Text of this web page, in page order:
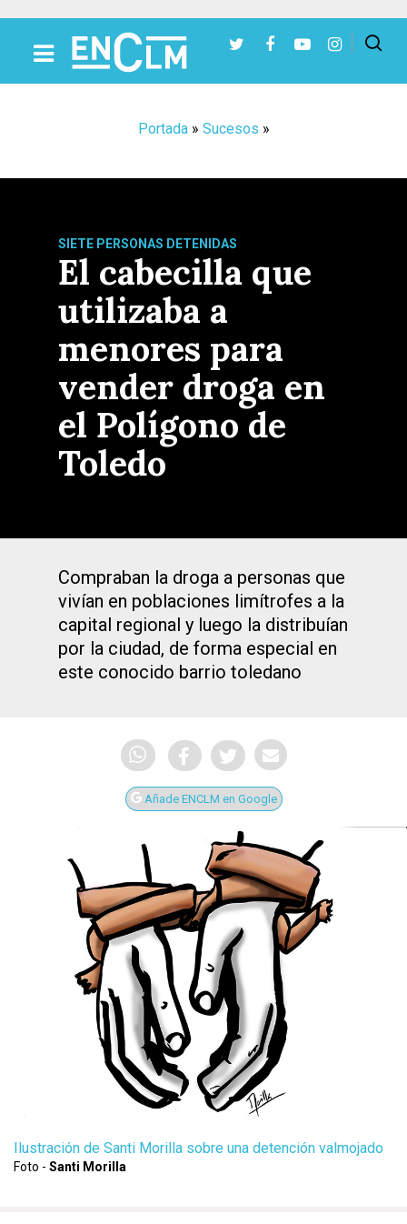
Portada» Sucesos »
SIETE PERSONAS DETENIDAS
El cabecilla que
utilizaba a
menores para
vender droga en
el Polígono de
Toledo
Compraban la droga a personas que
vivían en poblaciones limítrofes a la
capital regional y luego la distribuían
por la ciudad, de forma especial en
este conocido barrio toledano
Añade ENCLM en Google
Ilustración de Santi Morilla sobre una detención valmojado
Foto - Santi Morilla